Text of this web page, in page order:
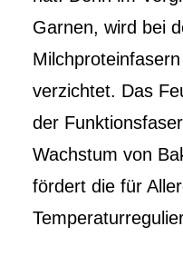
Garnen, wird bei
verzichtet. Das
der
Wachstum von
fördert die für